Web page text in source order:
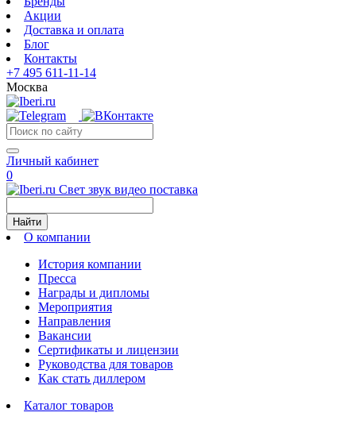
Акции
Доставка и оплата
Блог
Контакты
+7 495 611-11-14
Москва
Личный кабинет
0
Свет звук видео поставка
Найти
О компании
История компании
Пресса
Награды и дипломы
Мероприятия
Направления
Вакансии
Сертификаты и лицензии
Руководства для товаров
Как стать диллером
Каталог товаров